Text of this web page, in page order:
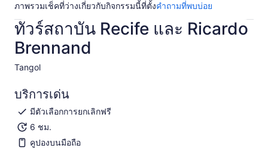
ภาพรวมเช็คที่ว่างเกี่ยวกับกิจกรรมนี้ที่ตั้งคำถามที่พบบ่อย
ทัวร์สถาบัน Recife และ Ricardo
Brennand
Tangol​
บริการเด่น
มีตัวเลือกการยกเลิกฟรี
6 ชม.
คูปองบนมือถือ